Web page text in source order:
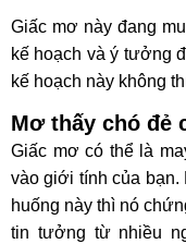
Giấc mơ này đang
kế hoạch và ý tưởng
kế hoạch này không
Mơ thấy chó đẻ
Giấc mơ có thể là
vào giới tính của bạn.
huống này thì nó
tin tưởng từ nhiều